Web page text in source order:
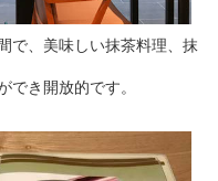
で、美味しい抹茶料理、抹
でき開放的です。